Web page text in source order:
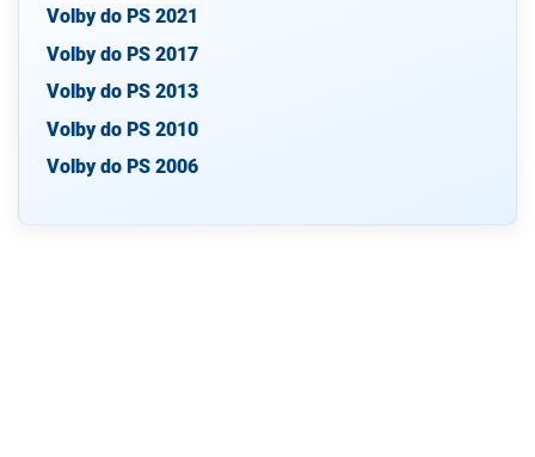
Volby do PS 2021
Volby do PS 2017
Volby do PS 2013
Volby do PS 2010
Volby do PS 2006